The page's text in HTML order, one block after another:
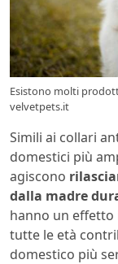
Esistono molti
velvetpets.it
Simili ai collari
domestici più
agiscono
dalla madre
hanno un effetto
tutte le età
domestico più